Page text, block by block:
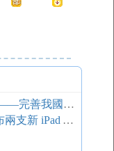
論反訴制度中的訴訟權能平衡 ——完善我國反訴制度的一個新視角
“What will your verse be?”，蘋果發布兩支新 iPad Air 廣告